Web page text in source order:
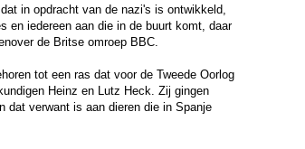
in opdracht van de nazi's is ontwikkeld,
en iedereen aan die in de buurt komt, daar
de Britse omroep BBC.
tot een ras dat voor de Tweede Oorlog
Heinz en Lutz Heck. Zij gingen
dat verwant is aan dieren die in Spanje